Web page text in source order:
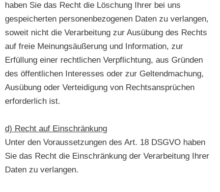
haben Sie das Recht die Löschung Ihrer bei uns
gespeicherten personenbezogenen Daten zu verlangen,
soweit nicht die Verarbeitung zur Ausübung des Rechts
auf freie Meinungsäußerung und Information, zur
Erfüllung einer rechtlichen Verpflichtung, aus Gründen
des öffentlichen Interesses oder zur Geltendmachung,
Ausübung oder Verteidigung von Rechtsansprüchen
erforderlich ist.
d) Recht auf Einschränkung
Unter den Voraussetzungen des Art. 18 DSGVO haben
Sie das Recht die Einschränkung der Verarbeitung Ihrer
Daten zu verlangen.